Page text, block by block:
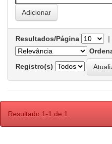
Resultados/Página |
Registro(s)
Resultado 1-1 de 1.